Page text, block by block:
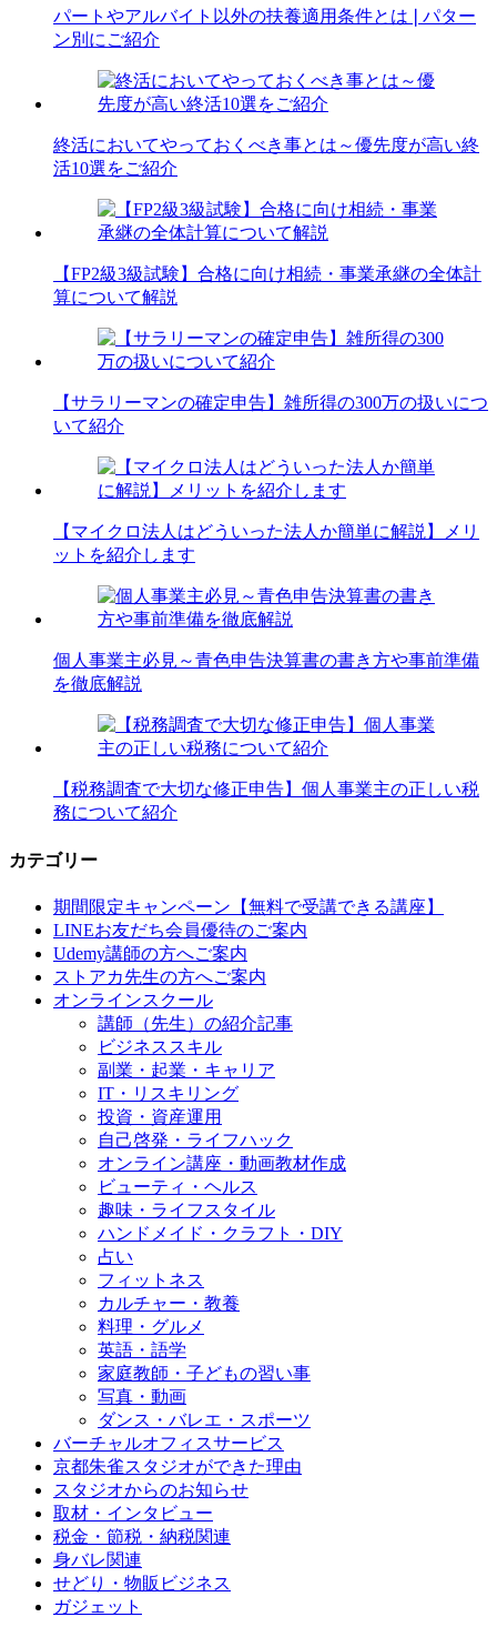
パートやアルバイト以外の扶養適用条件とは❘パター
ン別にご紹介
終活においてやっておくべき事とは～優先度が高い終
活10選をご紹介
【FP2級3級試験】合格に向け相続・事業承継の全体計
算について解説
【サラリーマンの確定申告】雑所得の300万の扱いにつ
いて紹介
【マイクロ法人はどういった法人か簡単に解説】メリ
ットを紹介します
個人事業主必見～青色申告決算書の書き方や事前準備
を徹底解説
【税務調査で大切な修正申告】個人事業主の正しい税
務について紹介
カテゴリー
期間限定キャンペーン【無料で受講できる講座】
LINEお友だち会員優待のご案内
Udemy講師の方へご案内
ストアカ先生の方へご案内
オンラインスクール
講師（先生）の紹介記事
ビジネススキル
副業・起業・キャリア
IT・リスキリング
投資・資産運用
自己啓発・ライフハック
オンライン講座・動画教材作成
ビューティ・ヘルス
趣味・ライフスタイル
ハンドメイド・クラフト・DIY
占い
フィットネス
カルチャー・教養
料理・グルメ
英語・語学
家庭教師・子どもの習い事
写真・動画
ダンス・バレエ・スポーツ
バーチャルオフィスサービス
京都朱雀スタジオができた理由
スタジオからのお知らせ
取材・インタビュー
税金・節税・納税関連
身バレ関連
せどり・物販ビジネス
ガジェット